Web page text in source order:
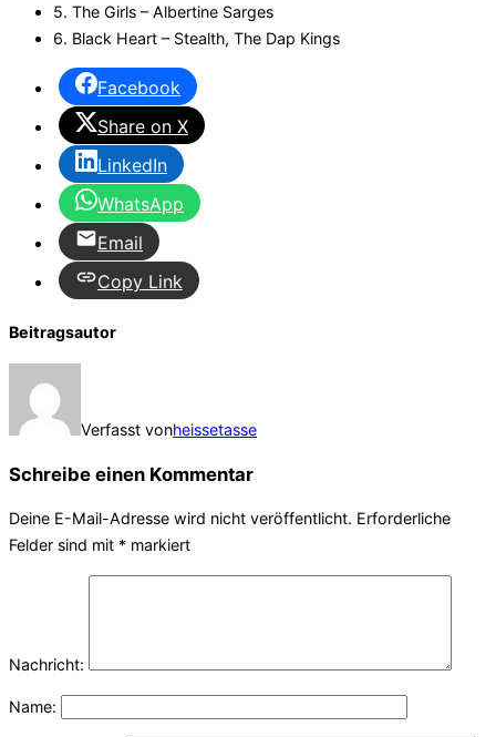
5. The Girls – Albertine Sarges
6. Black Heart – Stealth, The Dap Kings
Facebook
Share on X
LinkedIn
WhatsApp
Email
Copy Link
Beitragsautor
Verfasst vonheissetasse
Schreibe einen Kommentar
Deine E-Mail-Adresse wird nicht veröffentlicht. Erforderliche
Felder sind mit * markiert
Nachricht:
Name: